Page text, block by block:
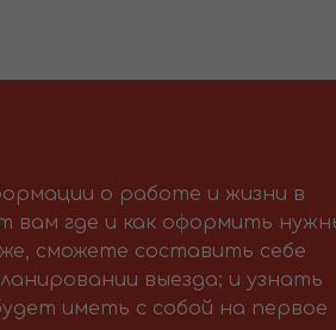
о работе и жизни в
вам где и как оформить
сможете составить себе
выезда; и узнать
иметь с собой на первое